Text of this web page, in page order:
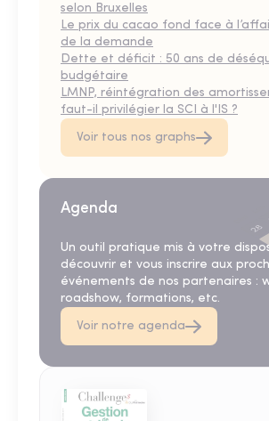
selon Bruxelles
Le prix du cacao fond face à
de la demande
Dette et déficit : 50 ans de
budgétaire
LMNP, réintégration des
faut-il privilégier la SCI à l'IS ?
Voir tous nos graphs
Agenda
Un outil pratique mis à votre
découvrir et vous inscrire aux
événements de nos partenaires :
roadshow, formations, etc.
Voir notre agenda